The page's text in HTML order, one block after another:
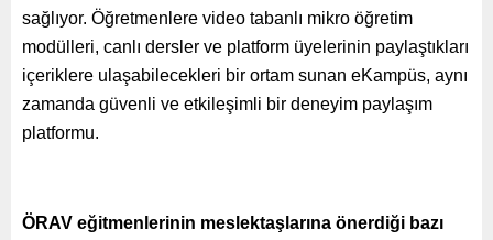
sağlıyor. Öğretmenlere video tabanlı mikro öğretim
modülleri, canlı dersler ve platform üyelerinin paylaştıkları
içeriklere ulaşabilecekleri bir ortam sunan eKampüs, aynı
zamanda güvenli ve etkileşimli bir deneyim paylaşım
platformu.
ÖRAV eğitmenlerinin meslektaşlarına önerdiği bazı